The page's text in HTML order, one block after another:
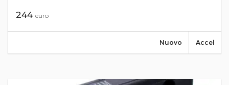
244 euro
Accel
Nuovo